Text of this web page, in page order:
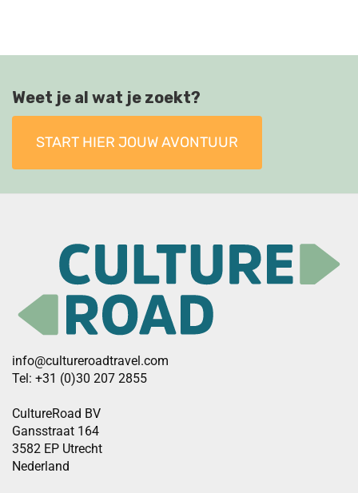
Weet je al wat je zoekt?
START HIER JOUW AVONTUUR
info@cultureroadtravel.com
Tel: +31 (0)30 207 2855
CultureRoad BV
Gansstraat 164
3582 EP Utrecht
Nederland